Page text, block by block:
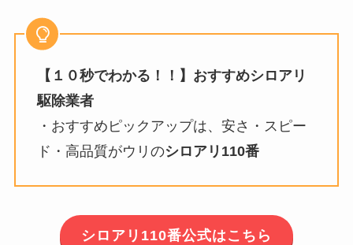
【１０秒でわかる！！】おすすめシロアリ
駆除業者
・おすすめピックアップは、安さ・スピー
ド・高品質がウリのシロアリ110番
シロアリ110番公式はこちら